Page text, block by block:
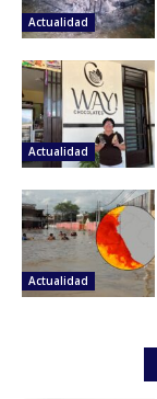
Actualidad
Actualidad
Actualidad